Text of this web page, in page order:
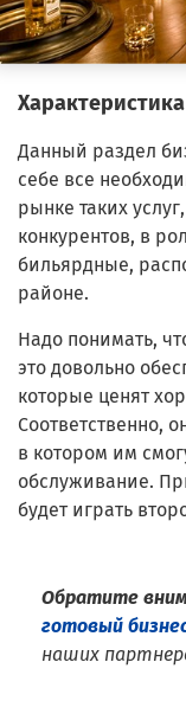
Данный раздел
себе все
рынке таких
конкурентов, в
бильярдные,
районе.
Надо понимать,
это довольно
которые ценят
Соответственно,
в котором им
обслуживание.
будет играть
Обратите
готовый
наших